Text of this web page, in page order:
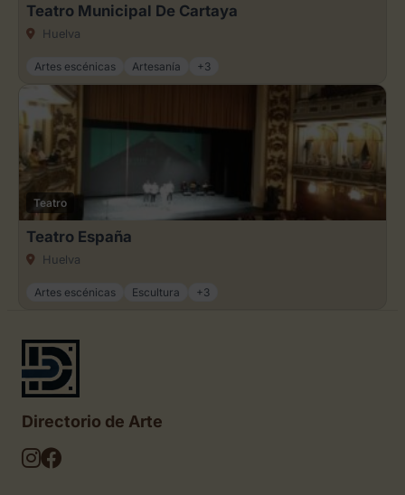
Teatro Municipal De Cartaya
Huelva
Artes escénicas Artesanía +3
Teatro
Teatro España
Huelva
Artes escénicas Escultura +3
Directorio de Arte